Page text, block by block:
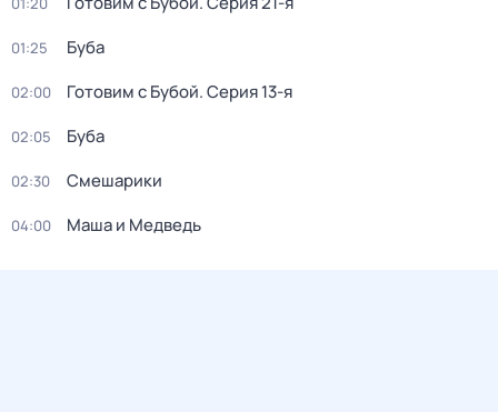
01:25 Буба
02:00 Готовим с Бубой. Серия 13-я
02:05 Буба
02:30 Смешарики
04:00 Маша и Медведь